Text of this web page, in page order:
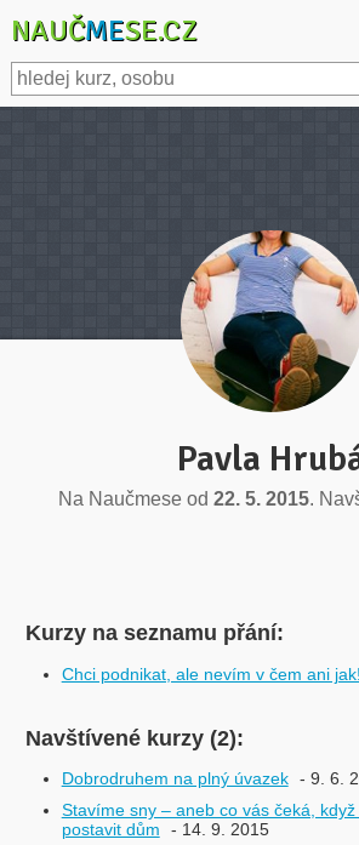
NAUČMESE.CZ
Pavla
Na Naučmese od 22. 5. 2015.
Kurzy na seznamu přání:
Chci podnikat, ale nevím v čem ani jak!
Navštívené kurzy (2):
Dobrodruhem na plný úvazek - 9. 6.
Stavíme sny – aneb co vás čeká,
postavit dům
- 14. 9. 2015